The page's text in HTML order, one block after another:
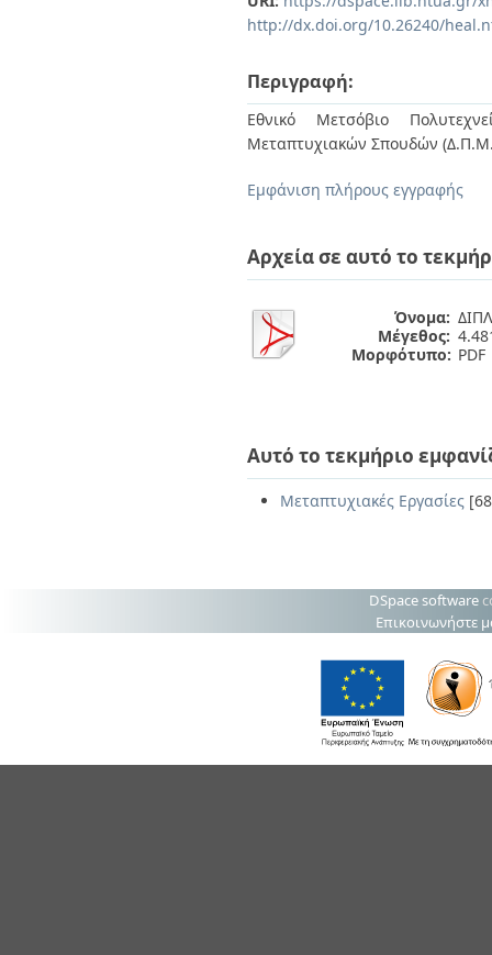
http://dx.doi.org/10.26240/
Περιγραφή:
Εθνικό Μετσόβιο
Μεταπτυχιακών Σπουδών
Εμφάνιση πλήρους εγγραφής
Αρχεία σε αυτό το
Όνομα:
Μέγεθος:
Μορφότυπο: PDF
Αυτό το τεκμήριο
Μεταπτυχιακές Εργασίες
DSpace software
Επικοινωνήστε